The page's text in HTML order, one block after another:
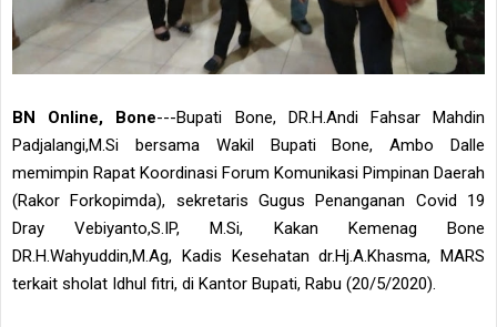
BN Online, Bone---Bupati Bone, DR.H.Andi Fahsar Mahdin
Padjalangi,M.Si bersama Wakil Bupati Bone, Ambo Dalle
memimpin Rapat Koordinasi Forum Komunikasi Pimpinan Daerah
(Rakor Forkopimda), sekretaris Gugus Penanganan Covid 19
Dray Vebiyanto,S.IP, M.Si, Kakan Kemenag Bone
DR.H.Wahyuddin,M.Ag, Kadis Kesehatan dr.Hj.A.Khasma, MARS
terkait sholat Idhul fitri, di Kantor Bupati, Rabu (20/5/2020).